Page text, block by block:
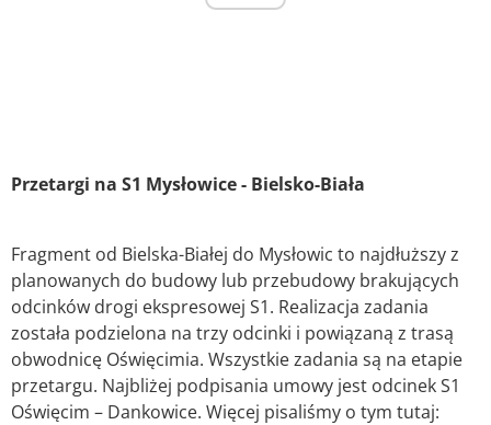
Przetargi na S1 Mysłowice - Bielsko-Biała
Fragment od Bielska-Białej do Mysłowic to najdłuższy z
planowanych do budowy lub przebudowy brakujących
odcinków drogi ekspresowej S1. Realizacja zadania
została podzielona na trzy odcinki i powiązaną z trasą
obwodnicę Oświęcimia. Wszystkie zadania są na etapie
przetargu. Najbliżej podpisania umowy jest odcinek S1
Oświęcim – Dankowice. Więcej pisaliśmy o tym tutaj: